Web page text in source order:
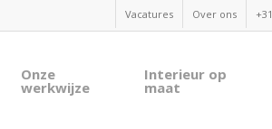
Vacatures Over ons
Onze
werkwijze
Interieur op
maat